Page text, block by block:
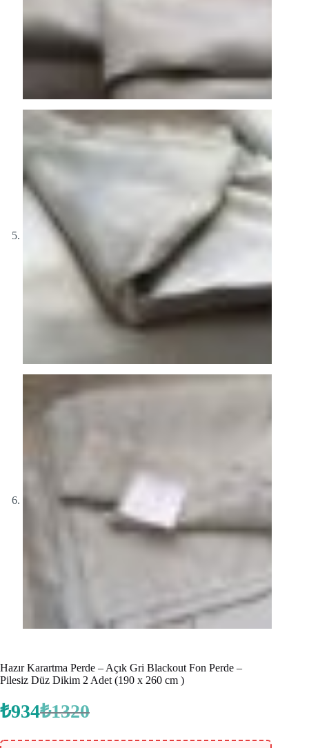
Hazır Karartma Perde – Açık Gri Blackout Fon Perde –
Pilesiz Düz Dikim 2 Adet (190 x 260 cm )
₺1320
Orijinal
₺1320.
₺934 Şu
fiyat: